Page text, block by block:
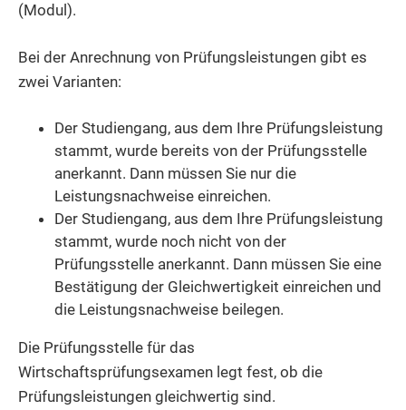
(Modul).
Bei der Anrechnung von Prüfungsleistungen gibt es
zwei Varianten:
Der Studiengang, aus dem Ihre Prüfungsleistung
stammt, wurde bereits von der Prüfungsstelle
anerkannt. Dann müssen Sie nur die
Leistungsnachweise einreichen.
Der Studiengang, aus dem Ihre Prüfungsleistung
stammt, wurde noch nicht von der
Prüfungsstelle anerkannt. Dann müssen Sie eine
Bestätigung der Gleichwertigkeit einreichen und
die Leistungsnachweise beilegen.
Die Prüfungsstelle für das
Wirtschaftsprüfungsexamen legt fest, ob die
Prüfungsleistungen gleichwertig sind.